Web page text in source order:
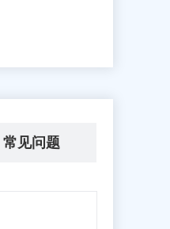
常见问题